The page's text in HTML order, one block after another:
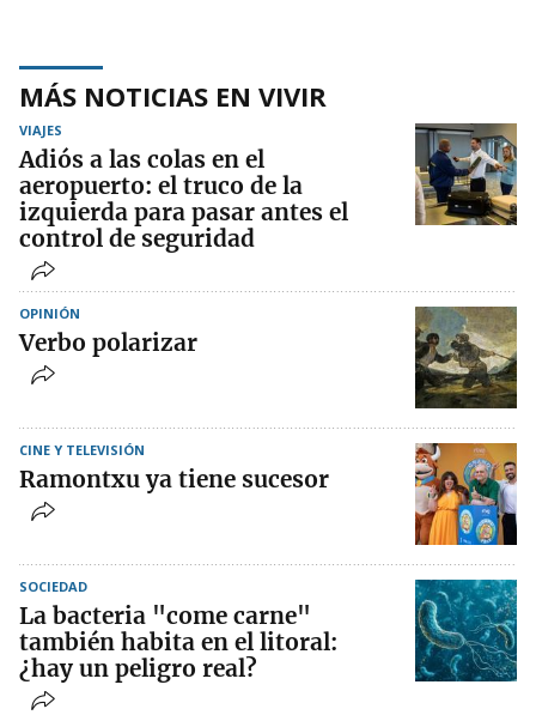
MÁS NOTICIAS EN VIVIR
VIAJES
Adiós a las colas en el
aeropuerto: el truco de la
izquierda para pasar antes el
control de seguridad
OPINIÓN
Verbo polarizar
CINE Y TELEVISIÓN
Ramontxu ya tiene sucesor
SOCIEDAD
La bacteria "come carne"
también habita en el litoral:
¿hay un peligro real?